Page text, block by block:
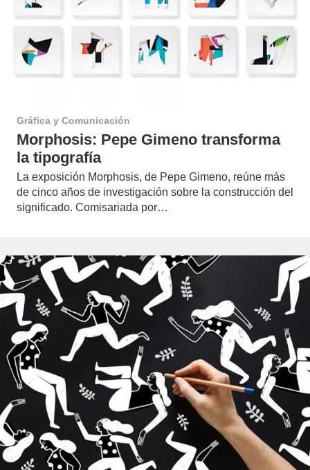
Gráfica y Comunicación
Morphosis: Pepe Gimeno transforma
la tipografía
La exposición Morphosis, de Pepe Gimeno, reúne más
de cinco años de investigación sobre la construcción del
significado. Comisariada por…